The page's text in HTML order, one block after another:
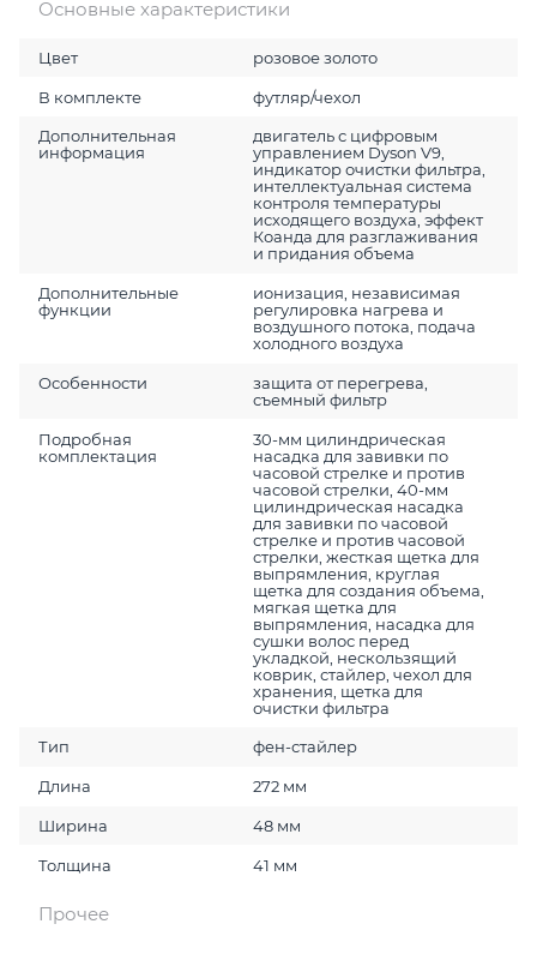
Основные характеристики
Цвет розовое золото
В комплекте футляр/чехол
Дополнительная
информация
двигатель с цифровым
управлением Dyson V9,
индикатор очистки фильтра,
интеллектуальная система
контроля температуры
исходящего воздуха, эффект
Коанда для разглаживания
и придания объема
Дополнительные
функции
ионизация, независимая
регулировка нагрева и
воздушного потока, подача
холодного воздуха
Особенности
защита от перегрева,
съемный фильтр
Подробная
комплектация
30-мм цилиндрическая
насадка для завивки по
часовой стрелке и против
часовой стрелки, 40-мм
цилиндрическая насадка
для завивки по часовой
стрелке и против часовой
стрелки, жесткая щетка для
выпрямления, круглая
щетка для создания объема,
мягкая щетка для
выпрямления, насадка для
сушки волос перед
укладкой, нескользящий
коврик, стайлер, чехол для
хранения, щетка для
очистки фильтра
Тип фен-стайлер
Длина 272 мм
Ширина 48 мм
Толщина 41 мм
Прочее